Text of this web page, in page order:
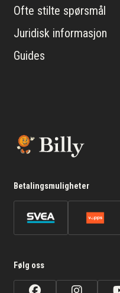
Ofte stilte spørsmål
Juridisk informasjon
Guides
Betalingsmuligheter
Følg oss